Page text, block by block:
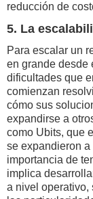
reducción de
5. La
Para escalar un
en grande desde
dificultades que
comienzan
cómo sus
expandirse a
como Ubits, que
se expandieron a
importancia de
implica
a nivel operativo,